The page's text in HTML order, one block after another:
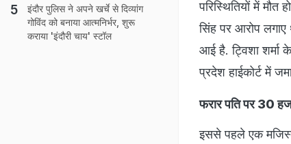
परिस्थितियों में मौत
सिंह पर आरोप लगाए
आई है. ट्विशा शर्मा
प्रदेश हाईकोर्ट में
फरार पति पर 30
इससे पहले एक
इंदौर पुलिस ने अपने खर्चे से दिव्यांग
गोविंद को बनाया आत्मनिर्भर, शुरू
कराया 'इंदौरी चाय' स्टॉल